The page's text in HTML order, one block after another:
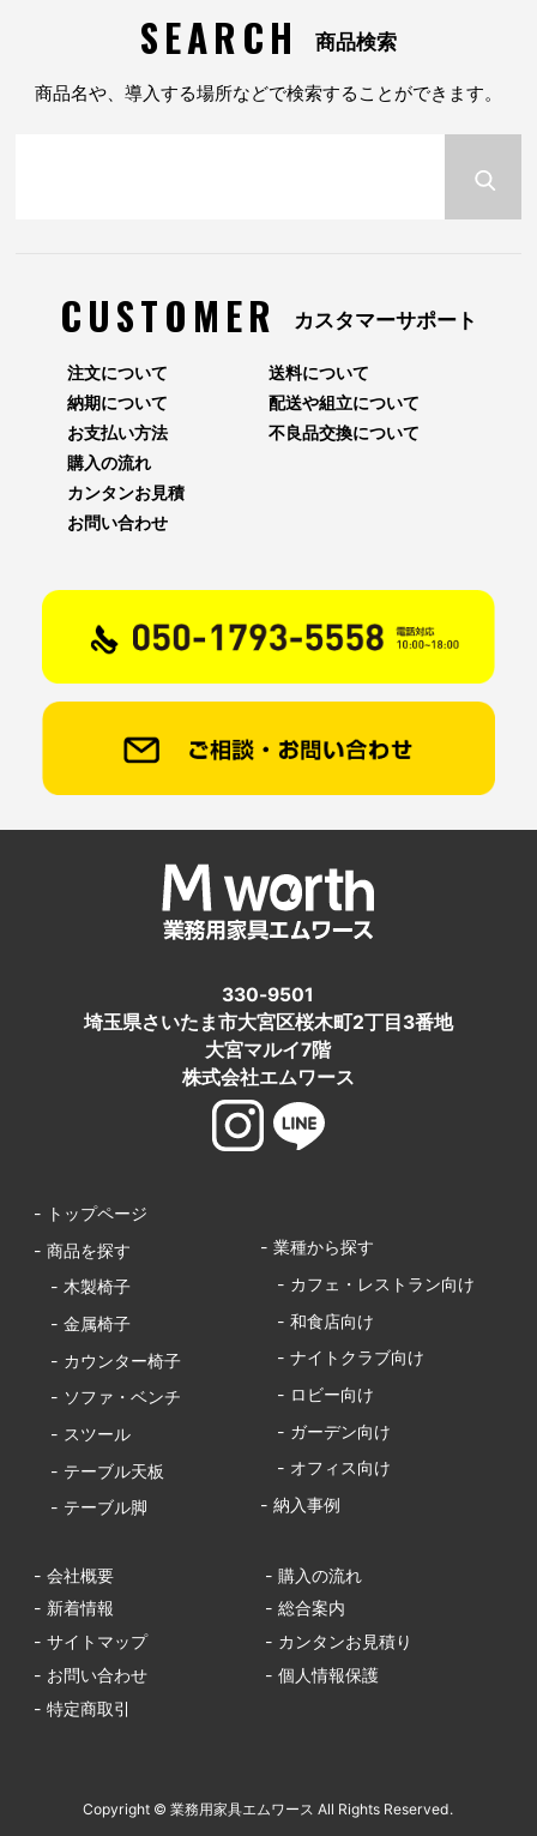
SEARCH 商品検索
商品名や、導入する場所などで検索することができます。
CUSTOMER カスタマーサポート
注文について
納期について
お支払い方法
送料について
配送や組立について
不良品交換について
購入の流れ
カンタンお見積
お問い合わせ
330-9501
埼玉県さいたま市大宮区桜木町2丁目3番地
大宮マルイ7階
株式会社エムワース
- トップページ
- 商品を探す
- 木製椅子
- 金属椅子
- カウンター椅子
- ソファ・ベンチ
- スツール
- テーブル天板
- テーブル脚
- 業種から探す
- カフェ・レストラン向け
- 和食店向け
- ナイトクラブ向け
- ロビー向け
- ガーデン向け
- オフィス向け
- 納入事例
- 会社概要
- 購入の流れ
- 新着情報
- 総合案内
- サイトマップ
- カンタンお見積り
- お問い合わせ
- 個人情報保護
- 特定商取引
Copyright © 業務用家具エムワース All Rights Reserved.